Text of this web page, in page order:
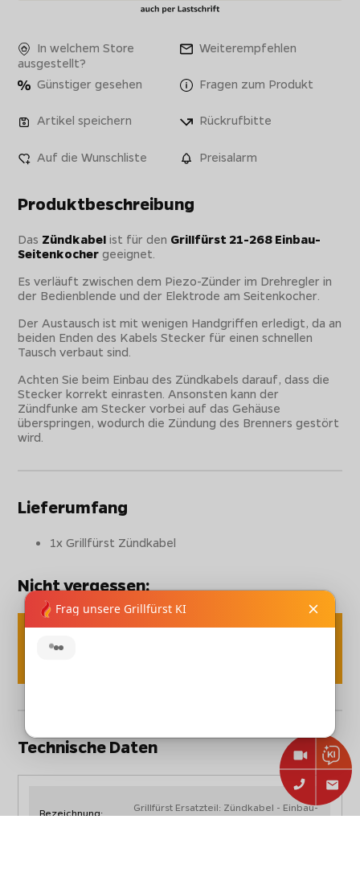
In welchem Store
ausgestellt?
Weiterempfehlen
Günstiger gesehen Fragen zum Produkt
Artikel speichern Rückrufbitte
Auf die Wunschliste Preisalarm
Produktbeschreibung
Das Zündkabel ist für den Grillfürst 21-268 Einbau-
Seitenkocher geeignet.
Es verläuft zwischen dem Piezo-Zünder im Drehregler in
der Bedienblende und der Elektrode am Seitenkocher.
Der Austausch ist mit wenigen Handgriffen erledigt, da an
beiden Enden des Kabels Stecker für einen schnellen
Tausch verbaut sind.
Achten Sie beim Einbau des Zündkabels darauf, dass die
Stecker korrekt einrasten. Ansonsten kann der
Zündfunke am Stecker vorbei auf das Gehäuse
überspringen, wodurch die Zündung des Brenners gestört
wird.
Lieferumfang
1x Grillfürst Zündkabel
Nicht vergessen:
Sichere dir beim Einkauf in unserem Shop
Technische Daten
Bezeichnung:
Grillfürst Ersatzteil: Zündkabel - Einbau-
Seitenkocher 21-268